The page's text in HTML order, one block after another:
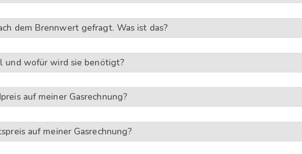
dem Brennwert gefragt. Was ist das?
und wofür wird sie benötigt?
auf meiner Gasrechnung?
auf meiner Gasrechnung?